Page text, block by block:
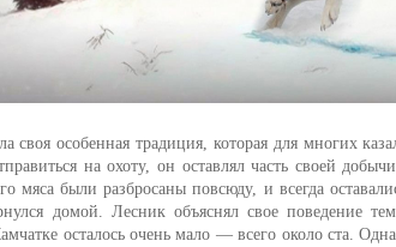
своя особенная традиция, которая для многих
на охоту, он оставлял часть своей
мяса были разбросаны повсюду, и всегда
домой. Лесник объяснял свое поведение
осталось очень мало — всего около ста.